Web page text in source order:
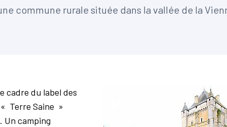
commune rurale située dans la vallée de la
cadre du label des
Terre Saine »
Un camping